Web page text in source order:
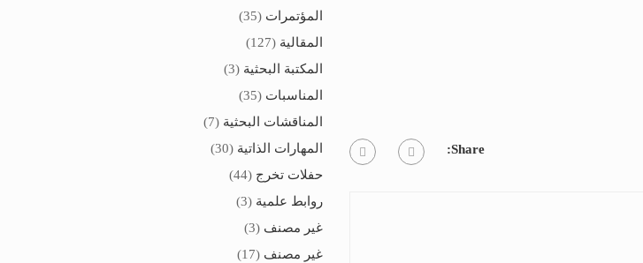
Share:
المؤتمرات (35)
المقالية (127)
المكتبة البحثية (3)
المناسبات (35)
المناقشات البحثية (7)
المهارات الذاتية (30)
حفلات تخرج (44)
روابط علمية (3)
غير مصنف (3)
غير مصنف (17)